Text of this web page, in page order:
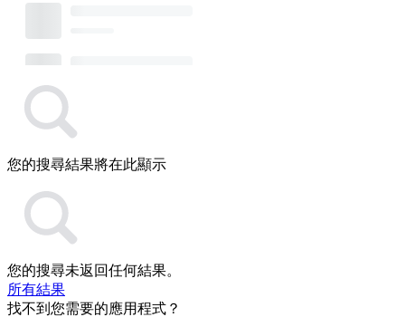
您的搜尋結果將在此顯示
您的搜尋未返回任何結果。
所有結果
找不到您需要的應用程式？